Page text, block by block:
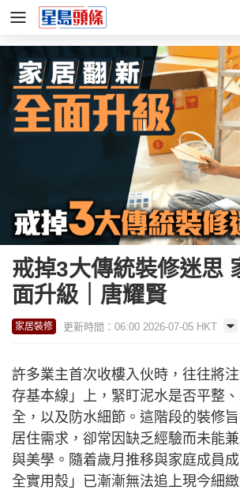
戒掉3大傳統裝修迷思
面升級｜唐耀賢
家居裝修 更新時間：06:00 2026-07-05 HKT
許多業主首次收樓入伙時，往往將
存基本線」上，緊盯泥水是否平整
全，以及防水細節。這階段的裝修
居住需求，卻常因缺乏經驗而未能
與美學。隨着歲月推移與家庭成員
全實用殼」已漸漸無法追上現今細